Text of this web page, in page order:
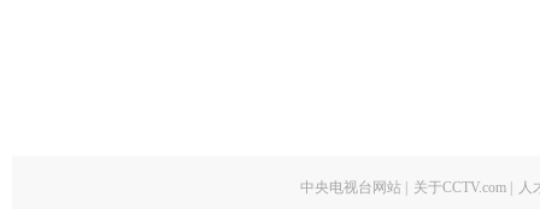
中央电视台网站 关于CCTV.com 人